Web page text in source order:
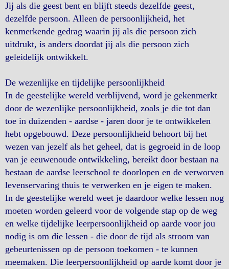
Jij als die geest bent en blijft steeds dezelfde geest,
dezelfde persoon. Alleen de persoonlijkheid, het
kenmerkende gedrag waarin jij als die persoon zich
uitdrukt, is anders doordat jij als die persoon zich
geleidelijk ontwikkelt.
De wezenlijke en tijdelijke persoonlijkheid
In de geestelijke wereld verblijvend, word je gekenmerkt
door de wezenlijke persoonlijkheid, zoals je die tot dan
toe in duizenden - aardse - jaren door je te ontwikkelen
hebt opgebouwd. Deze persoonlijkheid behoort bij het
wezen van jezelf als het geheel, dat is gegroeid in de loop
van je eeuwenoude ontwikkeling, bereikt door bestaan na
bestaan de aardse leerschool te doorlopen en de verworven
levenservaring thuis te verwerken en je eigen te maken.
In de geestelijke wereld weet je daardoor welke lessen nog
moeten worden geleerd voor de volgende stap op de weg
en welke tijdelijke leerpersoonlijkheid op aarde voor jou
nodig is om die lessen - die door de tijd als stroom van
gebeurtenissen op de persoon toekomen - te kunnen
meemaken. Die leerpersoonlijkheid op aarde komt door je